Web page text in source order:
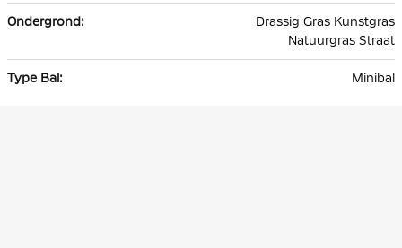
Drassig Gras Kunstgras
Natuurgras Straat
Minibal